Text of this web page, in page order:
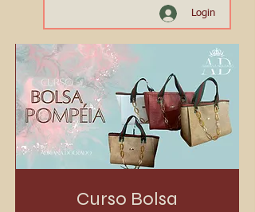
Login
Curso Bolsa